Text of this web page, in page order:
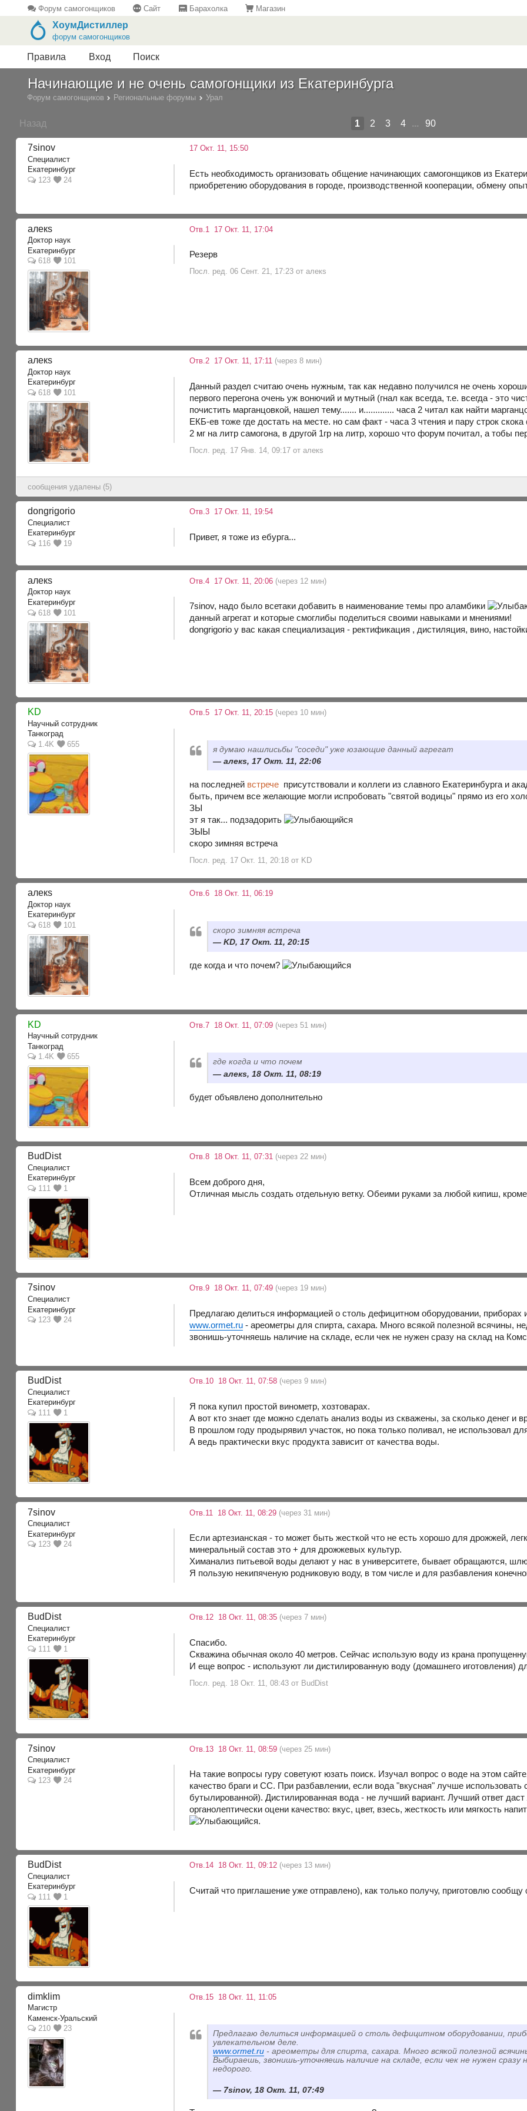
Форум самогонщиков Сайт Барахолка Магазин
ХоумДистиллер
форум самогонщиков
Правила Вход Поиск
Начинающие и не очень самогонщики из Екатеринбурга
Форум самогонщиков Региональные форумы Урал
Назад 1 2 3 4 ... 90
7sinov
Специалист
Екатеринбург
123
24
17 Окт. 11, 15:50
Есть необходимость организовать общение начинающих самогонщиков из
приобретению оборудования в городе, производственной кооперации, обмену
алекs
Доктор наук
Екатеринбург
618
101
Отв.1 17 Окт. 11, 17:04
Резерв
Посл. ред. 06 Сент. 21, 17:23 от алекs
алекs
Доктор наук
Екатеринбург
618
101
Отв.2 17 Окт. 11, 17:11 (через 8 мин)
Данный раздел считаю очень нужным, так как недавно получился не очень
первого перегона очень уж вонючий и мутный (гнал как всегда, т.е. всегда - это
почистить марганцовкой, нашел тему....... и............. часа 2 читал как найти
ЕКБ-ев тоже где достать на месте. но сам факт - часа 3 чтения и пару строк
2 мг на литр самогона, в другой 1гр на литр, хорошо что форум почитал, а тобы
Посл. ред. 17 Янв. 14, 09:17 от алекs
сообщения удалены (5)
dongrigorio
Специалист
Екатеринбург
116
19
Отв.3 17 Окт. 11, 19:54
Привет, я тоже из ебурга...
алекs
Доктор наук
Екатеринбург
618
101
Отв.4 17 Окт. 11, 20:06 (через 12 мин)
7sinov, надо было всетаки добавить в наименование темы про аламбики
данный агрегат и которые смоглибы поделиться своими навыками и мнениями!
dongrigorio у вас какая специализация - ректификация , дистиляция, вино,
KD
Научный сотрудник
Танкоград
1.4K
655
Отв.5 17 Окт. 11, 20:15 (через 10 мин)
я думаю нашлисьбы "соседи" уже юзающие данный агрегат
алекs, 17 Окт. 11, 22:06
на последней встрече присутствовали и коллеги из славного Екатеринбурга и
быть, причем все желающие могли испробовать "святой водицы" прямо из его
ЗЫ
эт я так... подзадорить
ЗЫЫ
скоро зимняя встреча
Посл. ред. 17 Окт. 11, 20:18 от KD
алекs
Доктор наук
Екатеринбург
618
101
Отв.6 18 Окт. 11, 06:19
скоро зимняя встреча
KD, 17 Окт. 11, 20:15
где когда и что почем?
KD
Научный сотрудник
Танкоград
1.4K
655
Отв.7 18 Окт. 11, 07:09 (через 51 мин)
где когда и что почем
алекs, 18 Окт. 11, 08:19
будет объявлено дополнительно
BudDist
Специалист
Екатеринбург
111
1
Отв.8 18 Окт. 11, 07:31 (через 22 мин)
Всем доброго дня,
Отличная мысль создать отдельную ветку. Обеими руками за любой кипиш, кроме
7sinov
Специалист
Екатеринбург
123
24
Отв.9 18 Окт. 11, 07:49 (через 19 мин)
Предлагаю делиться информацией о столь дефицитном оборудовании,
www.ormet.ru - ареометры для спирта, сахара. Много всякой полезной всячины,
звонишь-уточняешь наличие на складе, если чек не нужен сразу на склад на
BudDist
Специалист
Екатеринбург
111
1
Отв.10 18 Окт. 11, 07:58 (через 9 мин)
Я пока купил простой винометр, хозтоварах.
А вот кто знает где можно сделать анализ воды из скважены, за сколько денег и
В прошлом году продырявил участок, но пока только поливал, не использовал
А ведь практически вкус продукта зависит от качества воды.
7sinov
Специалист
Екатеринбург
123
24
Отв.11 18 Окт. 11, 08:29 (через 31 мин)
Если артезианская - то может быть жесткой что не есть хорошо для дрожжей,
минеральный состав это + для дрожжевых культур.
Химанализ питьевой воды делают у нас в университете, бывает обращаются,
Я пользую некипяченую родниковую воду, в том числе и для разбавления
BudDist
Специалист
Екатеринбург
111
1
Отв.12 18 Окт. 11, 08:35 (через 7 мин)
Спасибо.
Скважина обычная около 40 метров. Сейчас использую воду из крана
И еще вопрос - используют ли дистилированную воду (домашнего иготовления)
Посл. ред. 18 Окт. 11, 08:43 от BudDist
7sinov
Специалист
Екатеринбург
123
24
Отв.13 18 Окт. 11, 08:59 (через 25 мин)
На такие вопросы гуру советуют юзать поиск. Изучал вопрос о воде на этом
качество браги и СС. При разбавлении, если вода "вкусная" лучше использовать
бутылированной). Дистилированная вода - не лучший вариант. Лучший ответ
органолептически оцени качество: вкус, цвет, взесь, жесткость или мягкость
.
BudDist
Специалист
Екатеринбург
111
1
Отв.14 18 Окт. 11, 09:12 (через 13 мин)
Считай что приглашение уже отправлено), как только получу, приготовлю сообщу
dimklim
Магистр
Каменск-Уральский
210
23
Отв.15 18 Окт. 11, 11:05
Предлагаю делиться информацией о столь дефицитном оборудовании,
увлекательном деле.
www.ormet.ru - ареометры для спирта, сахара. Много всякой полезной
Выбираешь, звонишь-уточняешь наличие на складе, если чек не нужен сразу
недорого.
7sinov, 18 Окт. 11, 07:49